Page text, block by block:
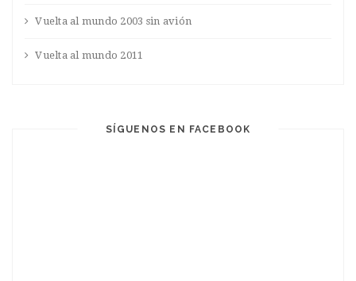
Vuelta al mundo 2003 sin avión
Vuelta al mundo 2011
SÍGUENOS EN FACEBOOK